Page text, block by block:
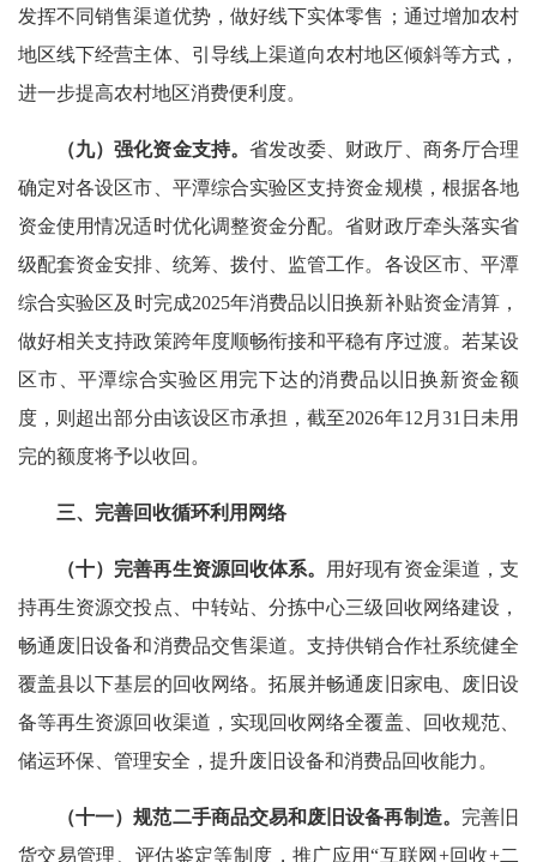
发挥不同销售渠道优势，做好线下实体零售；通过增加农村
地区线下经营主体、引导线上渠道向农村地区倾斜等方式，
进一步提高农村地区消费便利度。
（九）强化资金支持。 省发改委、财政厅、商务厅合理
确定对各设区市、平潭综合实验区支持资金规模，根据各地
资金使用情况适时优化调整资金分配。省财政厅牵头落实省
级配套资金安排、统筹、拨付、监管工作。各设区市、平潭
综合实验区及时完成2025年消费品以旧换新补贴资金清算，
做好相关支持政策跨年度顺畅衔接和平稳有序过渡。若某设
区市、平潭综合实验区用完下达的消费品以旧换新资金额
度，则超出部分由该设区市承担，截至2026年12月31日未用
完的额度将予以收回。
三、完善回收循环利用网络
（十）完善再生资源回收体系。
用好现有资金渠道，支
持再生资源交投点、中转站、分拣中心三级回收网络建设，
畅通废旧设备和消费品交售渠道。支持供销合作社系统健全
覆盖县以下基层的回收网络。拓展并畅通废旧家电、废旧设
备等再生资源回收渠道，实现回收网络全覆盖、回收规范、
储运环保、管理安全，提升废旧设备和消费品回收能力。
（十一）规范二手商品交易和废旧设备再制造。 完善旧
货交易管理、评估鉴定等制度，推广应用“互联网+回收+二